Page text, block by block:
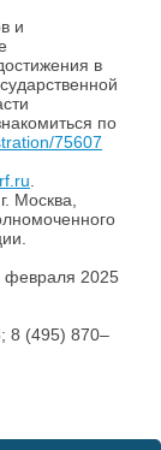
и
в
по
75607
.
Москва,
февраля 2025
8 (495) 870–